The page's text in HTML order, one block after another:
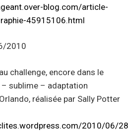
blog.com/article-
45915106.html
2010
challenge, encore dans le
sublime – adaptation
réalisée par Sally Potter
2010/06/